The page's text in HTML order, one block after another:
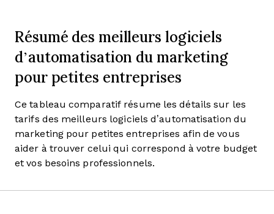
Résumé des meilleurs logiciels
d’automatisation du marketing
pour petites entreprises
Ce tableau comparatif résume les détails sur les
tarifs des meilleurs logiciels d’automatisation du
marketing pour petites entreprises afin de vous
aider à trouver celui qui correspond à votre budget
et vos besoins professionnels.